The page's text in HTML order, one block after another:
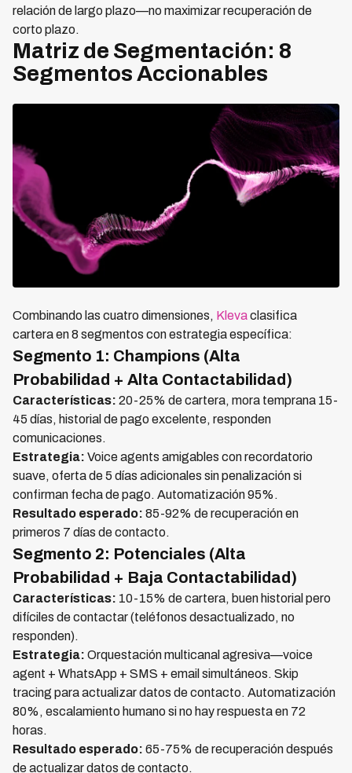
relación de largo plazo—no maximizar recuperación de
corto plazo.
Matriz de Segmentación: 8
Segmentos Accionables
Combinando las cuatro dimensiones, Klevaclasifica
cartera en 8 segmentos con estrategia específica:
Segmento 1: Champions (Alta
Probabilidad + Alta Contactabilidad)
Características: 20-25% de cartera, mora temprana 15-
45 días, historial de pago excelente, responden
comunicaciones.
Estrategia: Voice agents amigables con recordatorio
suave, oferta de 5 días adicionales sin penalización si
confirman fecha de pago. Automatización 95%.
Resultado esperado: 85-92% de recuperación en
primeros 7 días de contacto.
Segmento 2: Potenciales (Alta
Probabilidad + Baja Contactabilidad)
Características: 10-15% de cartera, buen historial pero
difíciles de contactar (teléfonos desactualizado, no
responden).
Estrategia: Orquestación multicanal agresiva—voice
agent + WhatsApp + SMS + email simultáneos. Skip
tracing para actualizar datos de contacto. Automatización
80%, escalamiento humano si no hay respuesta en 72
horas.
Resultado esperado: 65-75% de recuperación después
de actualizar datos de contacto.